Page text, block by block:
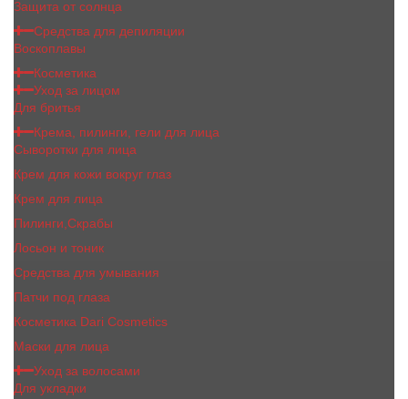
Защита от солнца
Средства для депиляции
Воскоплавы
Косметика
Уход за лицом
Для бритья
Крема, пилинги, гели для лица
Сыворотки для лица
Крем для кожи вокруг глаз
Крем для лица
Пилинги,Скрабы
Лосьон и тоник
Средства для умывания
Патчи под глаза
Косметика Dari Cosmetics
Маски для лица
Уход за волосами
Для укладки